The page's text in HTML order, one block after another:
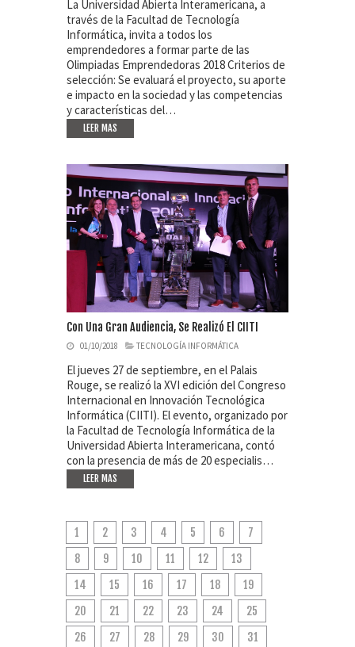
La Universidad Abierta Interamericana, a
través de la Facultad de Tecnología
Informática, invita a todos los
emprendedores a formar parte de las
Olimpiadas Emprendedoras 2018 Criterios de
selección: Se evaluará el proyecto, su aporte
e impacto en la sociedad y las competencias
y características del…
LEER MAS
Con Una Gran Audiencia, Se Realizó El CIITI
01/10/2018 TECNOLOGÍA INFORMÁTICA
El jueves 27 de septiembre, en el Palais
Rouge, se realizó la XVI edición del Congreso
Internacional en Innovación Tecnológica
Informática (CIITI). El evento, organizado por
la Facultad de Tecnología Informática de la
Universidad Abierta Interamericana, contó
con la presencia de más de 20 especialis…
LEER MAS
1 2 3 4 5 6
7
8
9 10 11 12
13
14
15 16 17 18
19
20
21 22 23 24
25
26
27 28 29 30
31